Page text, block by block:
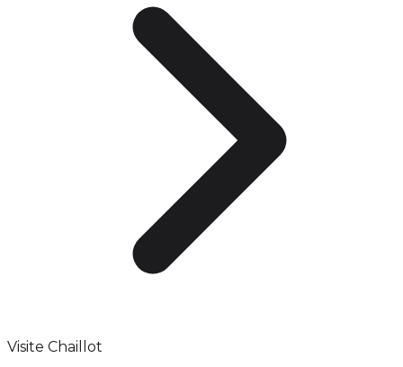
Visite Chaillot